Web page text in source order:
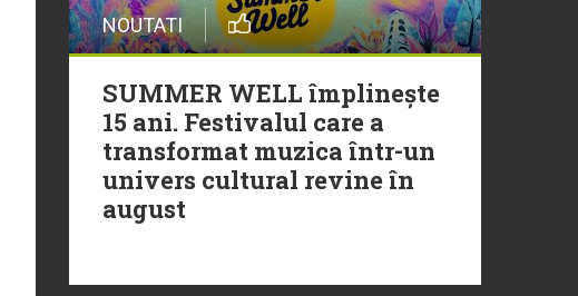
20 Iulie
Torpedoul lui Morar: Theo
Rose - „Ceai lângă tine”
NOUTATI
SUMMER WELL împlinește
15 ani. Festivalul care a
transformat muzica într-un
univers cultural revine în
august